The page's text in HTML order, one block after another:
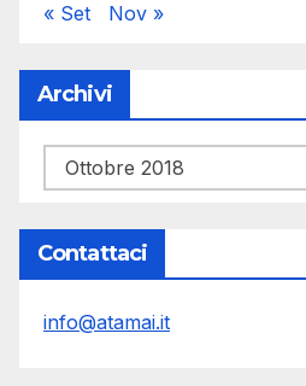
« Set Nov »
Archivi
Archivi
Contattaci
info@atamai.it